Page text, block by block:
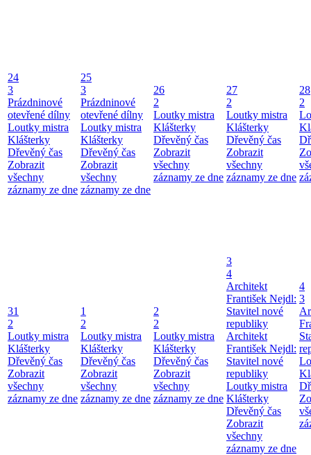
24
3
Prázdninové
otevřené dílny
Loutky mistra
Klášterky
Dřevěný čas
Zobrazit
všechny
záznamy ze dne
25
3
Prázdninové
otevřené dílny
Loutky mistra
Klášterky
Dřevěný čas
Zobrazit
všechny
záznamy ze dne
26
2
Loutky mistra
Klášterky
Dřevěný čas
Zobrazit
všechny
záznamy ze dne
27
2
Loutky mistra
Klášterky
Dřevěný čas
Zobrazit
všechny
záznamy ze dne
28
2
31
2
Loutky mistra
Klášterky
Dřevěný čas
Zobrazit
všechny
záznamy ze dne
1
2
Loutky mistra
Klášterky
Dřevěný čas
Zobrazit
všechny
záznamy ze dne
2
2
Loutky mistra
Klášterky
Dřevěný čas
Zobrazit
všechny
záznamy ze dne
3
4
Architekt
František Nejdl:
Stavitel nové
republiky
Architekt
František Nejdl:
Stavitel nové
republiky
Loutky mistra
Klášterky
Dřevěný čas
Zobrazit
všechny
záznamy ze dne
4
3